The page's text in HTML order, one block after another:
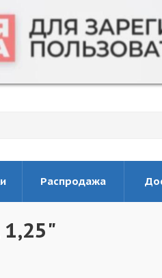
Распродажа
1,25"